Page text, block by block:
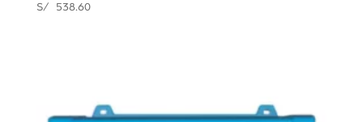
S/538.60